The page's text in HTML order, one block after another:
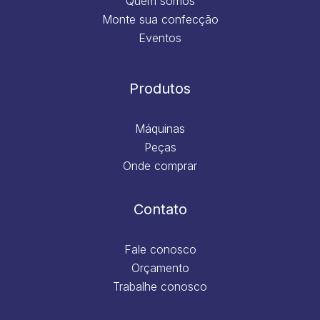
Monte sua confecção
Eventos
Produtos
Máquinas
Peças
Onde comprar
Contato
Fale conosco
Orçamento
Trabalhe conosco